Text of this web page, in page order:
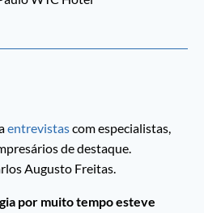
entrevistascom especialistas,
de destaque.
Augusto Freitas.
por muito tempo esteve